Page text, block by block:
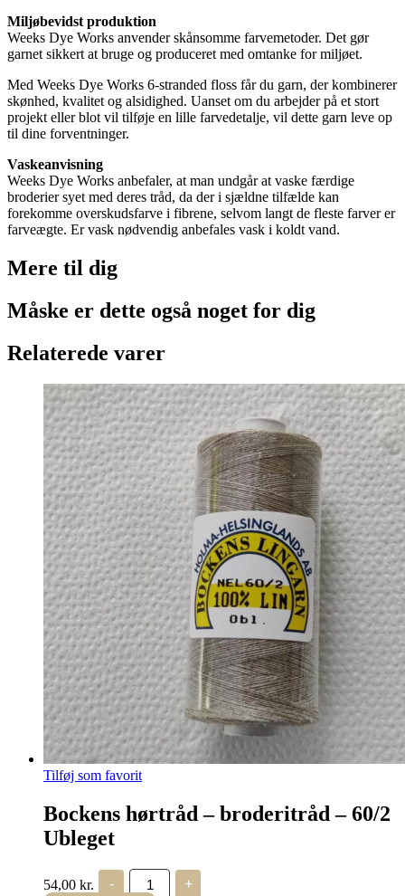
Miljøbevidst produktion
Weeks Dye Works anvender skånsomme farvemetoder. Det gør
garnet sikkert at bruge og produceret med omtanke for miljøet.
Med Weeks Dye Works 6-stranded floss får du garn, der kombinerer
skønhed, kvalitet og alsidighed. Uanset om du arbejder på et stort
projekt eller blot vil tilføje en lille farvedetalje, vil dette garn leve op
til dine forventninger.
Vaskeanvisning
Weeks Dye Works anbefaler, at man undgår at vaske færdige
broderier syet med deres tråd, da der i sjældne tilfælde kan
forekomme overskudsfarve i fibrene, selvom langt de fleste farver er
farveægte. Er vask nødvendig anbefales vask i koldt vand.
Mere til dig
Måske er dette også noget for dig
Relaterede varer
Tilføj som favorit
Bockens hørtråd – broderitråd – 60/2
Ubleget
54,00 kr. -
Bockens
hørtråd
+